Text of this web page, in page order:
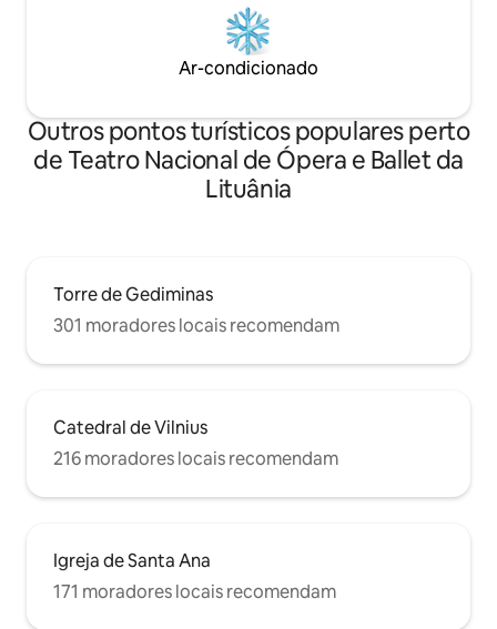
Ar-condicionado
Outros pontos turísticos populares perto
de Teatro Nacional de Ópera e Ballet da
Lituânia
Torre de Gediminas
301 moradores locais recomendam
Catedral de Vilnius
216 moradores locais recomendam
Igreja de Santa Ana
171 moradores locais recomendam